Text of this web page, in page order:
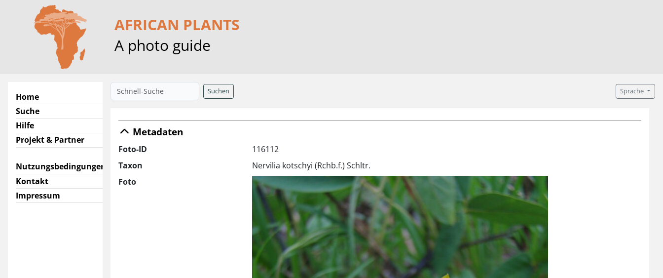
AFRICAN PLANTS
A photo guide
Home
Suche
Hilfe
Projekt & Partner
Nutzungsbedingungen
Kontakt
Impressum
Suchen Sprache
Metadaten
Foto-ID
116112
Taxon
Nervilia kotschyi (Rchb.f.) Schltr.
Foto